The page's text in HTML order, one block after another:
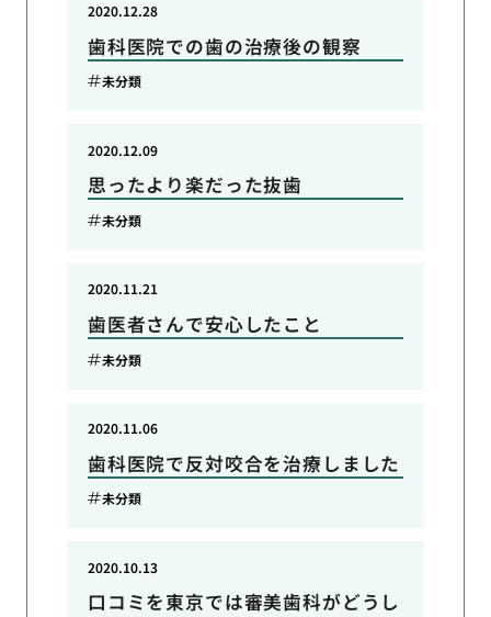
歯科医院での歯の治療後の観察
2020.12.28
未分類
思ったより楽だった抜歯
2020.12.09
未分類
歯医者さんで安心したこと
2020.11.21
未分類
歯科医院で反対咬合を治療しました
2020.11.06
未分類
口コミを東京では審美歯科がどうし
2020.10.13